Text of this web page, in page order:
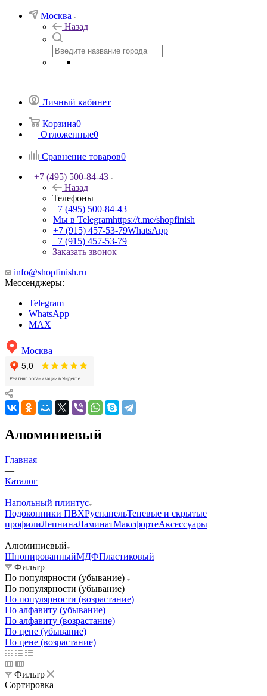
Москва
Назад
Личный кабинет
Корзина0
Отложенные0
Сравнение товаров0
+7 (495) 500-84-43
Назад
Телефоны
+7 (495) 500-84-43
Мы в Telegramhttps://t.me/shopfinish
+7 (915) 457-53-79WhatsApp
+7 (915) 457-53-79
Заказать звонок
info@shopfinish.ru
Мессенджеры:
Telegram
WhatsApp
MAX
Москва
Алюминиевый
Главная
—
Каталог
—
Напольный плинтус
Подоконники ПВХРуспанельТеневые и скрытые
профилиЛепнинаЛаминатМаксфортеАксессуары
—
Алюминиевый
ШпонированныйМДФПластиковый
Фильтр
По популярности (убывание)
По популярности (убывание)
По популярности (возрастание)
По алфавиту (убывание)
По алфавиту (возрастание)
По цене (убывание)
По цене (возрастание)
Фильтр
Сортировка